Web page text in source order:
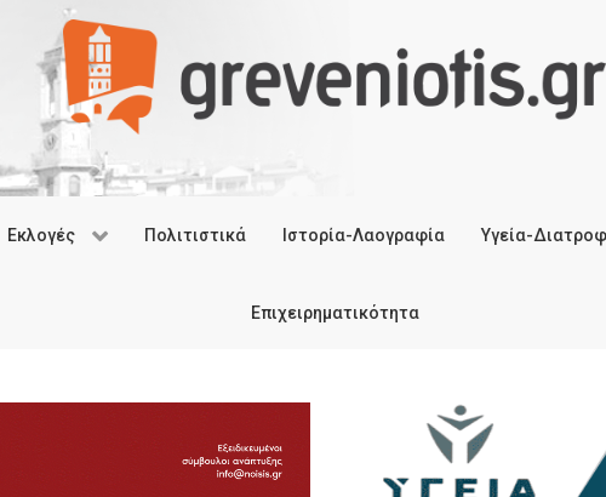
Εκλογές Πολιτιστικά Ιστορία-Λαογραφία Υγεία-
Επιχειρηματικότητα